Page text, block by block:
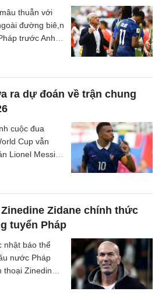
thuẫn với
đường biê,n
trước Anh ở
ra dự đoán về trận chung
cuộc đua
Cup vẫn
Lionel Messi
Zidane chính thức
tuyển Pháp
nhật báo thể
nước Pháp
Zinedine
tân huấn